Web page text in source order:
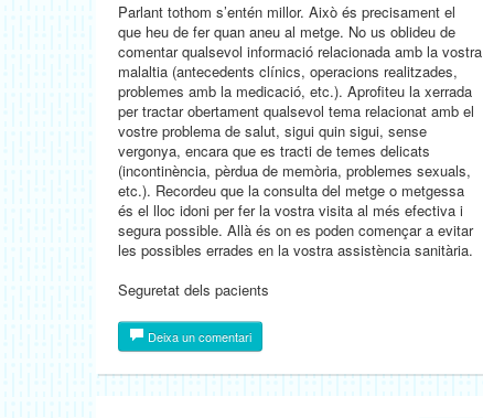
Parlant tothom s’entén millor. Això és precisament el
que heu de fer quan aneu al metge. No us oblideu de
comentar qualsevol informació relacionada amb la vostra
malaltia (antecedents clínics, operacions realitzades,
problemes amb la medicació, etc.). Aprofiteu la xerrada
per tractar obertament qualsevol tema relacionat amb el
vostre problema de salut, sigui quin sigui, sense
vergonya, encara que es tracti de temes delicats
(incontinència, pèrdua de memòria, problemes sexuals,
etc.). Recordeu que la consulta del metge o metgessa
és el lloc idoni per fer la vostra visita al més efectiva i
segura possible. Allà és on es poden començar a evitar
les possibles errades en la vostra assistència sanitària.
Seguretat dels pacients
Deixa un comentari